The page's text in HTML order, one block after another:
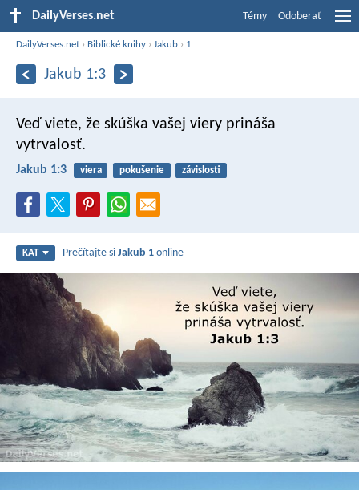
DailyVerses.net Témy Odoberať
DailyVerses.net › Biblické knihy ›Jakub › 1
Jakub 1:3
Veď viete, že skúška vašej viery prináša
vytrvalosť.
Jakub 1:3 viera pokušenie závislosti
KAT Prečítajte siJakub 1 online